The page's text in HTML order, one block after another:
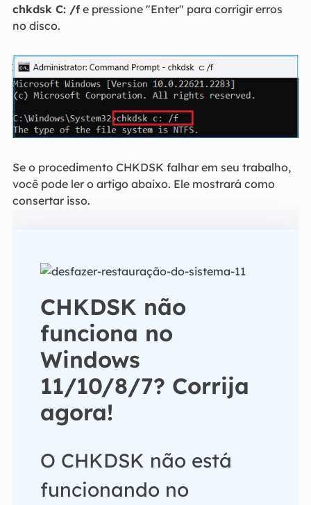
chkdsk C: /fe pressione "Enter" para corrigir erros
no disco.
Se o procedimento CHKDSK falhar em seu trabalho,
você pode ler o artigo abaixo. Ele mostrará como
consertar isso.
CHKDSK não
funciona no
Windows
11/10/8/7? Corrija
agora!
O CHKDSK não está
funcionando no